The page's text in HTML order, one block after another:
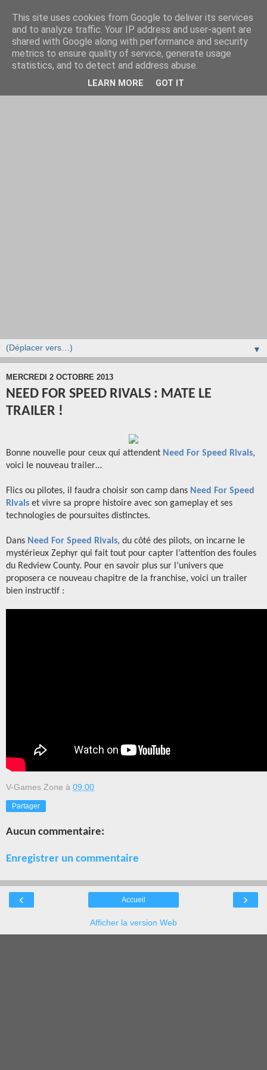
▼
MERCREDI 2 OCTOBRE 2013
NEED FOR SPEED RIVALS : MATE LE
TRAILER !
Bonne nouvelle pour ceux qui attendent Need For Speed Rivals,
voici le nouveau trailer…
Flics ou pilotes, il faudra choisir son camp dans Need For Speed
Rivals et vivre sa propre histoire avec son gameplay et ses
technologies de poursuites distinctes.
Dans Need For Speed Rivals, du côté des pilots, on incarne le
mystérieux Zephyr qui fait tout pour capter l’attention des foules
du Redview County. Pour en savoir plus sur l’univers que
proposera ce nouveau chapitre de la franchise, voici un trailer
bien instructif :
V-Games Zone à 09:00
Partager
Aucun commentaire:
Enregistrer un commentaire
‹ ›
Accueil
Afficher la version Web
This site uses cookies from Google to deliver its services
and to analyze traffic. Your IP address and user-agent are
shared with Google along with performance and security
metrics to ensure quality of service, generate usage
statistics, and to detect and address abuse.
LEARN MORE GOT IT